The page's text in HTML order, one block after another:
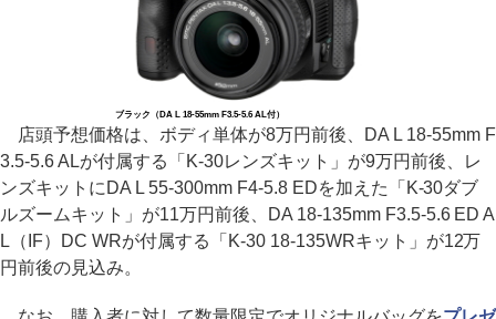
ブラック（DA L 18-55mm F3.5-5.6 AL付）
店頭予想価格は、ボディ単体が8万円前後、DA L 18-55mm F
3.5-5.6 ALが付属する「K-30レンズキット」が9万円前後、レ
ンズキットにDA L 55-300mm F4-5.8 EDを加えた「K-30ダブ
ルズームキット」が11万円前後、DA 18-135mm F3.5-5.6 ED A
L（IF）DC WRが付属する「K-30 18-135WRキット」が12万
円前後の見込み。